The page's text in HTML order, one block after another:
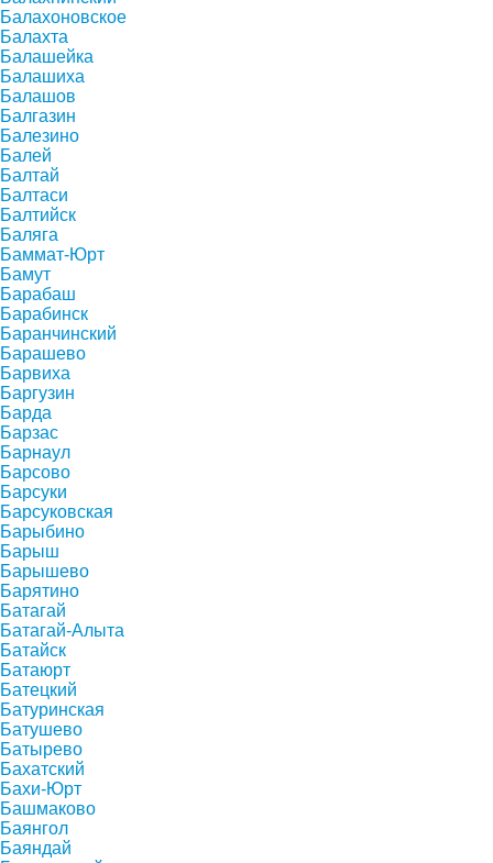
Балахоновское
Балахта
Балашейка
Балашиха
Балашов
Балгазин
Балезино
Балей
Балтай
Балтаси
Балтийск
Баляга
Баммат-Юрт
Бамут
Барабаш
Барабинск
Баранчинский
Барашево
Барвиха
Баргузин
Барда
Барзас
Барнаул
Барсово
Барсуки
Барсуковская
Барыбино
Барыш
Барышево
Барятино
Батагай
Батагай-Алыта
Батайск
Батаюрт
Батецкий
Батуринская
Батушево
Батырево
Бахатский
Бахи-Юрт
Башмаково
Баянгол
Баяндай